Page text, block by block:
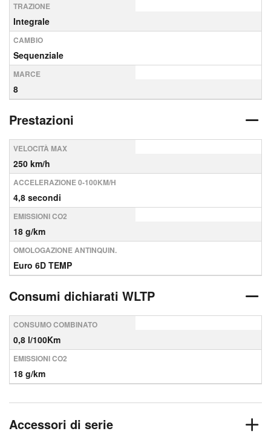
TRAZIONE
Integrale
CAMBIO
Sequenziale
MARCE
8
Prestazioni
VELOCITÀ MAX
250 km/h
ACCELERAZIONE 0-100KM/H
4,8 secondi
EMISSIONI CO2
18 g/km
OMOLOGAZIONE ANTINQUIN.
Euro 6D TEMP
Consumi dichiarati WLTP
CONSUMO COMBINATO
0,8 l/100Km
EMISSIONI CO2
18 g/km
Accessori di serie